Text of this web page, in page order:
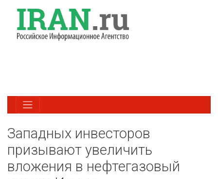
Западных инвесторов
призывают увеличить
вложения в нефтегазовый